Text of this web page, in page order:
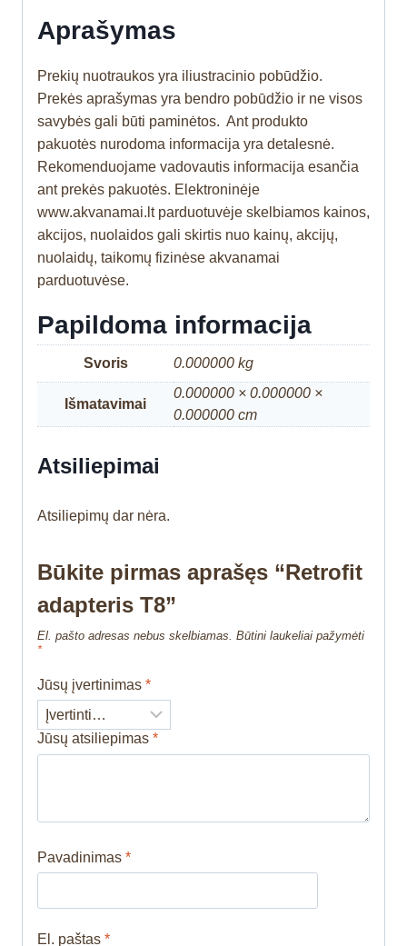
Aprašymas
Prekių nuotraukos yra iliustracinio pobūdžio.
Prekės aprašymas yra bendro pobūdžio ir ne visos
savybės gali būti paminėtos. Ant produkto
pakuotės nurodoma informacija yra detalesnė.
Rekomenduojame vadovautis informacija esančia
ant prekės pakuotės. Elektroninėje
www.akvanamai.lt parduotuvėje skelbiamos kainos,
akcijos, nuolaidos gali skirtis nuo kainų, akcijų,
nuolaidų, taikomų fizinėse akvanamai
parduotuvėse.
Papildoma informacija
Svoris 0.000000 kg
Išmatavimai
0.000000 × 0.000000 ×
0.000000 cm
Atsiliepimai
Atsiliepimų dar nėra.
Būkite pirmas aprašęs “Retrofit
adapteris T8”
El. pašto adresas nebus skelbiamas. Būtini laukeliai pažymėti
*
Jūsų įvertinimas *
Jūsų atsiliepimas *
Pavadinimas *
El. paštas *